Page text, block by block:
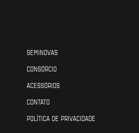
SEMINOVAS
CONSÓRCIO
ACESSÓRIOS
CONTATO
POLÍTICA DE PRIVACIDADE